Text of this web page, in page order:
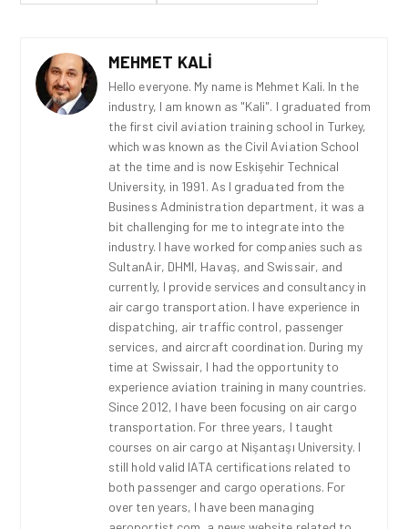
MEHMET KALI
Hello everyone. My name is Mehmet Kali. In the
industry, I am known as "Kali". I graduated from
the first civil aviation training school in Turkey,
which was known as the Civil Aviation School
at the time and is now Eskişehir Technical
University, in 1991. As I graduated from the
Business Administration department, it was a
bit challenging for me to integrate into the
industry. I have worked for companies such as
SultanAir, DHMI, Havaş, and Swissair, and
currently, I provide services and consultancy in
air cargo transportation. I have experience in
dispatching, air traffic control, passenger
services, and aircraft coordination. During my
time at Swissair, I had the opportunity to
experience aviation training in many countries.
Since 2012, I have been focusing on air cargo
transportation. For three years, I taught
courses on air cargo at Nişantaşı University. I
still hold valid IATA certifications related to
both passenger and cargo operations. For
over ten years, I have been managing